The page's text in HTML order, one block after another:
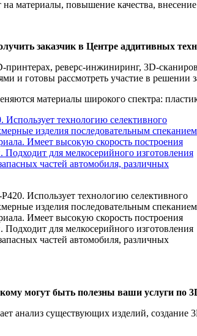
на материалы, повышение качества,
заказчик в Центре аддитивных
реверс-инжиниринг, 3D-
и готовы рассмотреть участие в решении
материалы широкого спектра:
Использует технологию селективного
изделия последовательным спеканием
Имеет высокую скорость построения
для мелкосерийного изготовления
частей автомобиля, различных
могут быть полезны ваши услуги по
анализ существующих изделий, создание